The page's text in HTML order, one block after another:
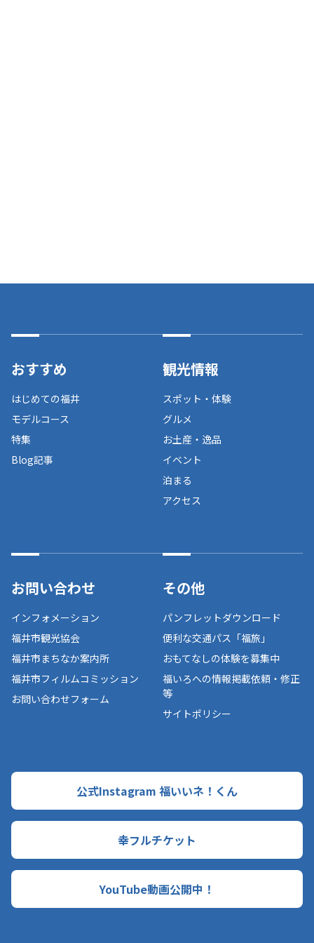
おすすめ
はじめての福井
モデルコース
特集
Blog記事
観光情報
スポット・体験
グルメ
お土産・逸品
イベント
泊まる
アクセス
お問い合わせ
インフォメーション
福井市観光協会
福井市まちなか案内所
福井市フィルムコミッション
お問い合わせフォーム
その他
パンフレットダウンロード
便利な交通パス「福旅」
おもてなしの体験を募集中
福いろへの情報掲載依頼・修正
等
サイトポリシー
公式Instagram 福いいネ！くん
幸フルチケット
YouTube動画公開中！